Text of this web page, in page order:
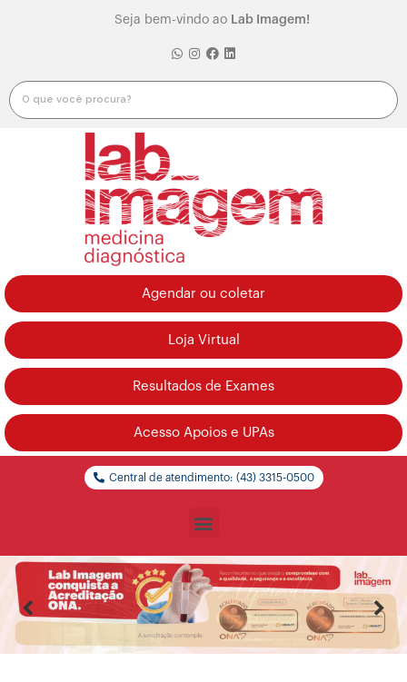
Seja bem-vindo ao Lab Imagem!
Agendar ou coletar
Loja Virtual
Resultados de Exames
Acesso Apoios e UPAs
Central de atendimento: (43) 3315-0500